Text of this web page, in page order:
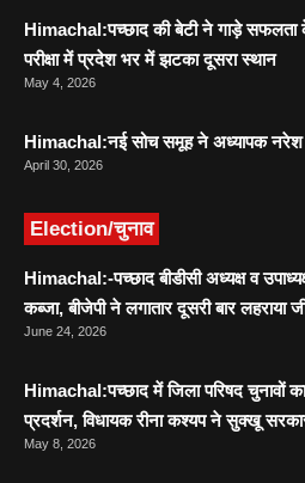
Himachal:पच्छाद की बेटी ने गाड़े सफलता
परीक्षा में प्रदेश भर में झटका दूसरा स्थान
May 4, 2026
Himachal:नई सोच समूह ने अध्यापक नरेश
April 30, 2026
Election/चुनाव
Himachal:-पच्छाद बीडीसी अध्यक्ष व
कब्जा, बीजेपी ने लगातार दूसरी बार लहराया
June 24, 2026
Himachal:पच्छाद में जिला परिषद चुनावों
प्रदर्शन, विधायक रीना कश्यप ने सुक्खू
May 8, 2026